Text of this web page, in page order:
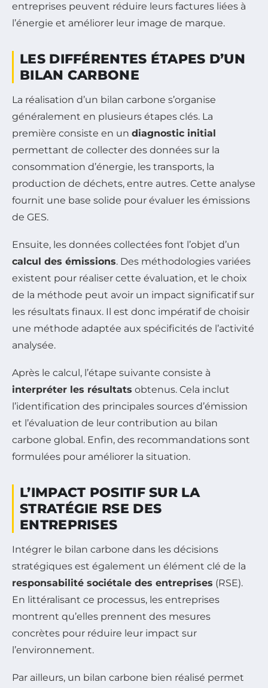
entreprises peuvent réduire leurs factures liées à
l’énergie et améliorer leur image de marque.
LES DIFFÉRENTES ÉTAPES D’UN
BILAN CARBONE
La réalisation d’un bilan carbone s’organise
généralement en plusieurs étapes clés. La
première consiste en un diagnostic initial
permettant de collecter des données sur la
consommation d’énergie, les transports, la
production de déchets, entre autres. Cette analyse
fournit une base solide pour évaluer les émissions
de GES.
Ensuite, les données collectées font l’objet d’un
calcul des émissions. Des méthodologies variées
existent pour réaliser cette évaluation, et le choix
de la méthode peut avoir un impact significatif sur
les résultats finaux. Il est donc impératif de choisir
une méthode adaptée aux spécificités de l’activité
analysée.
Après le calcul, l’étape suivante consiste à
interpréter les résultats obtenus. Cela inclut
l’identification des principales sources d’émission
et l’évaluation de leur contribution au bilan
carbone global. Enfin, des recommandations sont
formulées pour améliorer la situation.
L’IMPACT POSITIF SUR LA
STRATÉGIE RSE DES
ENTREPRISES
Intégrer le bilan carbone dans les décisions
stratégiques est également un élément clé de la
responsabilité sociétale des entreprises (RSE).
En littéralisant ce processus, les entreprises
montrent qu’elles prennent des mesures
concrètes pour réduire leur impact sur
l’environnement.
Par ailleurs, un bilan carbone bien réalisé permet